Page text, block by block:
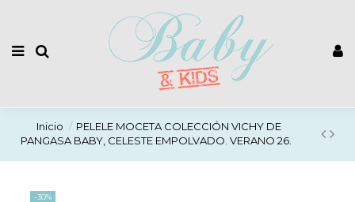
Inicio
PELELE MOCETA COLECCIÓN VICHY DE
PANGASA BABY, CELESTE EMPOLVADO. VERANO 26.
-30%